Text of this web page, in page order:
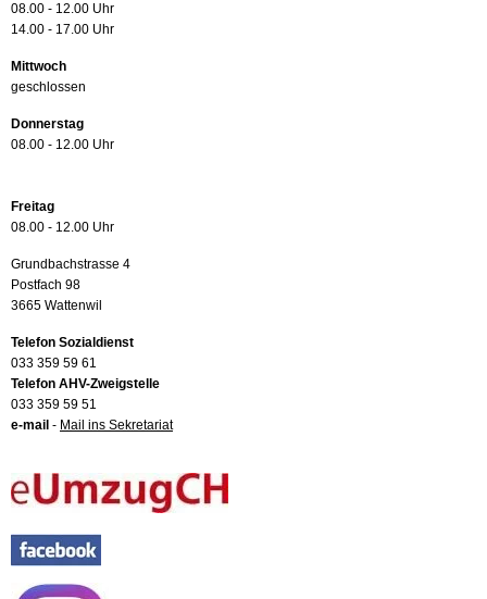
08.00 - 12.00 Uhr
14.00 - 17.00 Uhr
Mittwoch
geschlossen
Donnerstag
08.00 - 12.00 Uhr
Freitag
08.00 - 12.00 Uhr
Grundbachstrasse 4
Postfach 98
3665 Wattenwil
Telefon Sozialdienst
033 359 59 61
Telefon AHV-Zweigstelle
033 359 59 51
e-mail - Mail ins Sekretariat